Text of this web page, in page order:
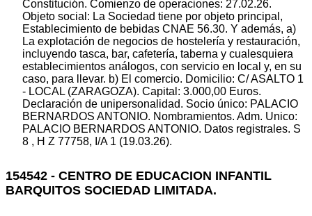
Constitución. Comienzo de operaciones: 27.02.26.
Objeto social: La Sociedad tiene por objeto principal,
Establecimiento de bebidas CNAE 56.30. Y además, a)
La explotación de negocios de hostelería y restauración,
incluyendo tasca, bar, cafetería, taberna y cualesquiera
establecimientos análogos, con servicio en local y, en su
caso, para llevar. b) El comercio. Domicilio: C/ ASALTO 1
- LOCAL (ZARAGOZA). Capital: 3.000,00 Euros.
Declaración de unipersonalidad. Socio único: PALACIO
BERNARDOS ANTONIO. Nombramientos. Adm. Unico:
PALACIO BERNARDOS ANTONIO. Datos registrales. S
8 , H Z 77758, I/A 1 (19.03.26).
154542 - CENTRO DE EDUCACION INFANTIL
BARQUITOS SOCIEDAD LIMITADA.